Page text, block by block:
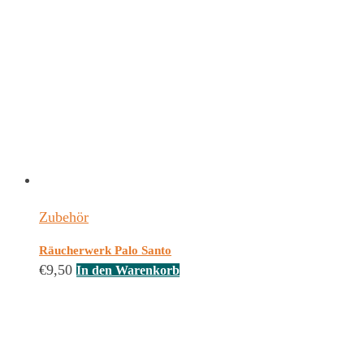
Zubehör
Räucherwerk Palo Santo
€9,50 In den Warenkorb